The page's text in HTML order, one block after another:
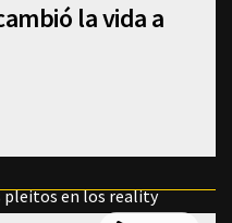
la vida a